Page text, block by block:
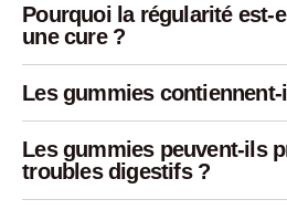
Pourquoi la régularité est-
une cure ?
Les gummies
Les gummies peuvent-ils
troubles digestifs ?